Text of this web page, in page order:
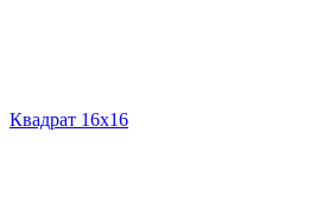
Квадрат 16х16